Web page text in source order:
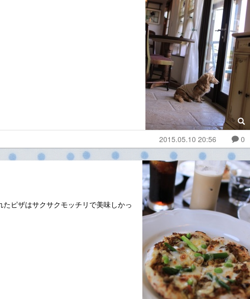
2015.05.10 20:56 0
ピザはサクサクモッチリで美味しかっ